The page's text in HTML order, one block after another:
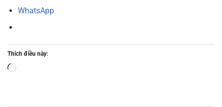
WhatsApp
Thích điều này:
Đang